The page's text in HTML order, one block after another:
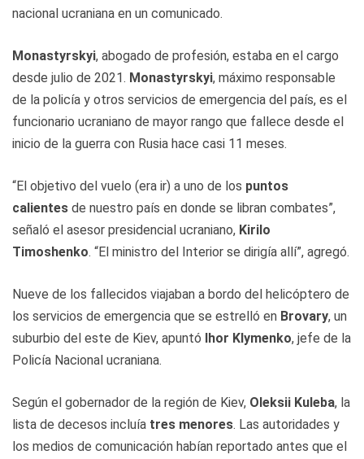
nacional ucraniana en un comunicado.
Monastyrskyi, abogado de profesión, estaba en el cargo
desde julio de 2021. Monastyrskyi, máximo responsable
de la policía y otros servicios de emergencia del país, es el
funcionario ucraniano de mayor rango que fallece desde el
inicio de la guerra con Rusia hace casi 11 meses.
“El objetivo del vuelo (era ir) a uno de los puntos
calientes de nuestro país en donde se libran combates”,
señaló el asesor presidencial ucraniano, Kirilo
Timoshenko. “El ministro del Interior se dirigía allí”, agregó.
Nueve de los fallecidos viajaban a bordo del helicóptero de
los servicios de emergencia que se estrelló en Brovary, un
suburbio del este de Kiev, apuntó Ihor Klymenko, jefe de la
Policía Nacional ucraniana.
Según el gobernador de la región de Kiev, Oleksii Kuleba, la
lista de decesos incluía tres menores. Las autoridades y
los medios de comunicación habían reportado antes que el